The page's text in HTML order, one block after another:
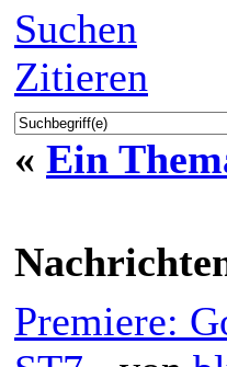
Suchen
Zitieren
« Ein
Premiere: